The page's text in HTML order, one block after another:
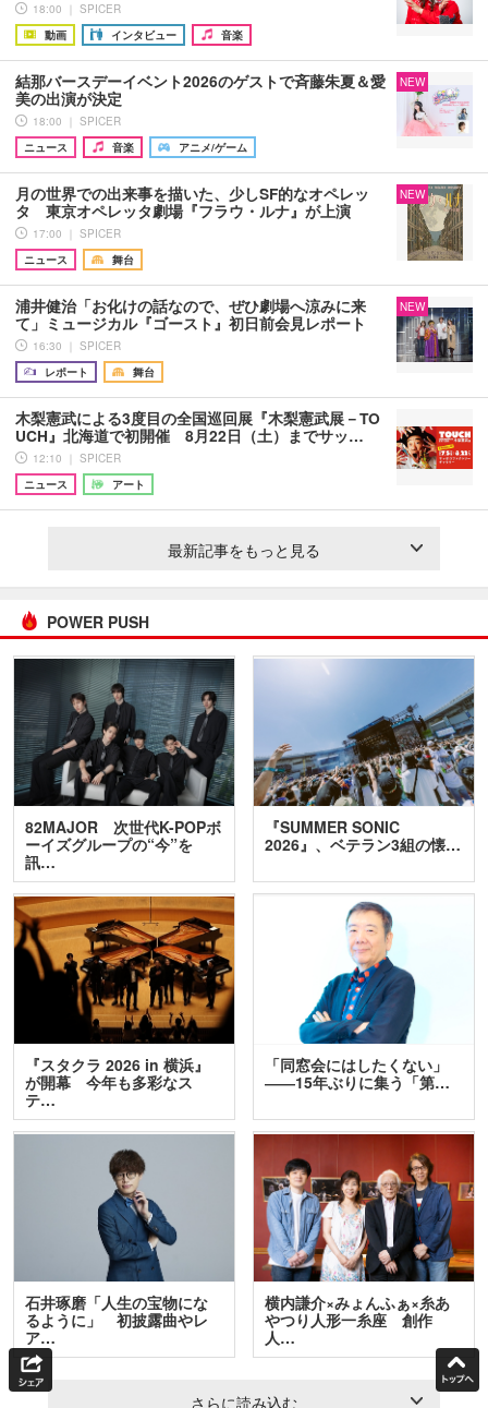
18:00 ｜ SPICER
動画
インタビュー 音楽
結那バースデーイベント2026のゲストで斉藤朱夏＆愛
美の出演が決定
18:00 ｜ SPICER
ニュース
音楽 アニメ/ゲーム
NEW
月の世界での出来事を描いた、少しSF的なオペレッ
タ 東京オペレッタ劇場『フラウ・ルナ』が上演
17:00 ｜ SPICER
ニュース
舞台
NEW
浦井健治「お化けの話なので、ぜひ劇場へ涼みに来
て」ミュージカル『ゴースト』初日前会見レポート
16:30 ｜ SPICER
レポート
舞台
NEW
木梨憲武による3度目の全国巡回展『木梨憲武展－TO
UCH』北海道で初開催 8月22日（土）までサッ…
12:10 ｜ SPICER
ニュース
アート
最新記事をもっと見る
POWER PUSH
82MAJOR 次世代K-POPボ
ーイズグループの“今”を
訊…
『SUMMER SONIC
2026』、ベテラン3組の懐…
『スタクラ 2026 in 横浜』
が開幕 今年も多彩なス
テ…
「同窓会にはしたくない」
――15年ぶりに集う「第…
石井琢磨「人生の宝物にな
るように」 初披露曲やレ
ア…
横内謙介×みょんふぁ×糸あ
やつり人形一糸座 創作
人…
さらに読み込む